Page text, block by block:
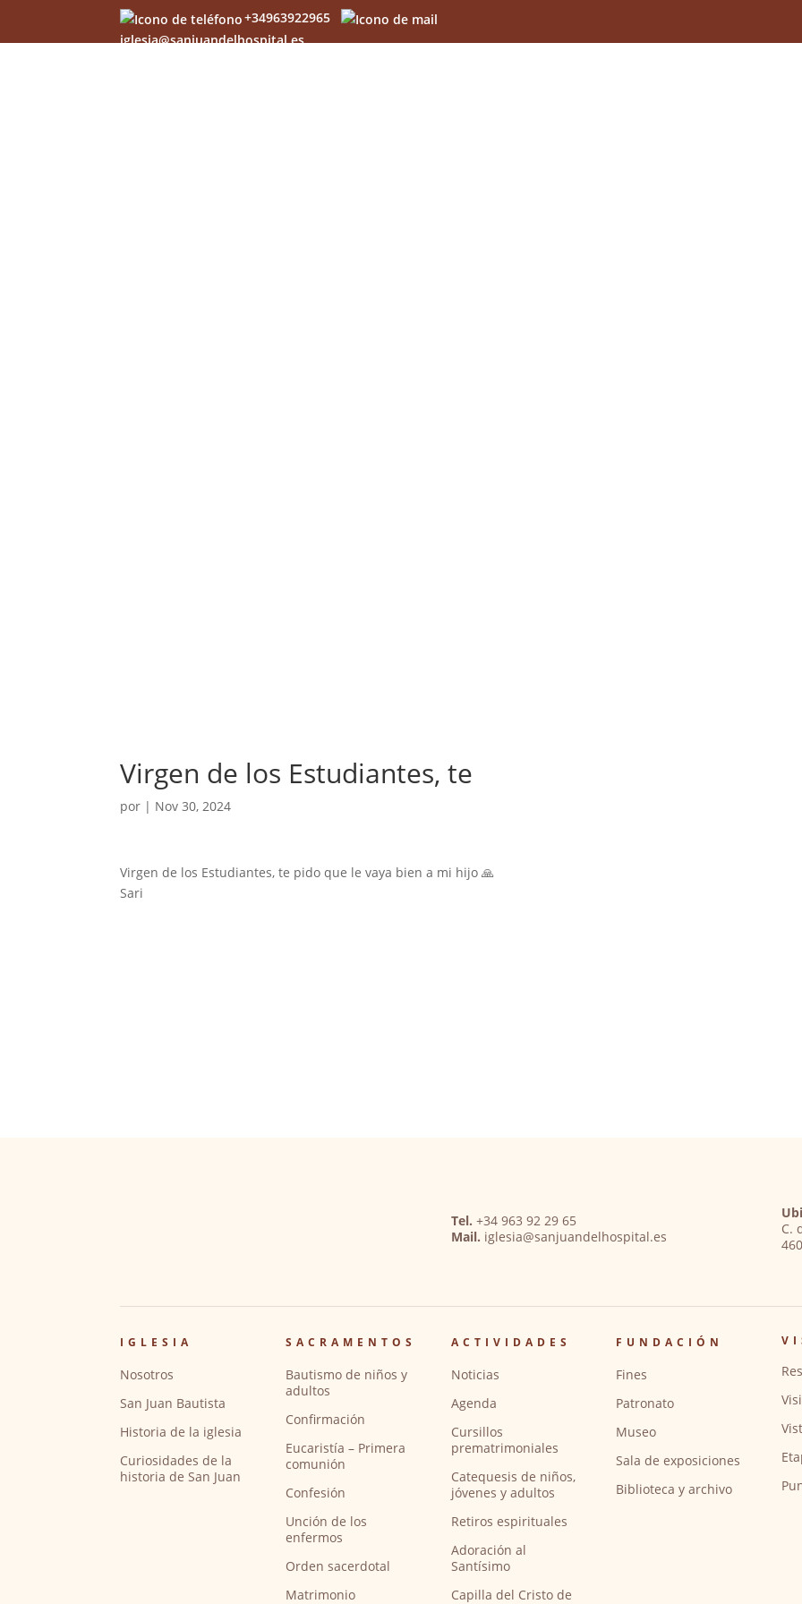
+34963922965
iglesia@sanjuandelhospital.es
Virgen de los Estudiantes, te
por | Nov 30, 2024
Virgen de los Estudiantes, te pido que le vaya bien a mi hijo 🙏
Sari
Tel. +34 963 92 29 65
Mail. iglesia@sanjuandelhospital.es
C.
IGLESIA
Nosotros
San Juan Bautista
Historia de la iglesia
Curiosidades de la
historia de San Juan
SACRAMENTOS
Bautismo de niños y
adultos
Confirmación
Eucaristía – Primera
comunión
Confesión
Unción de los
enfermos
Orden sacerdotal
Matrimonio
ACTIVIDADES
Noticias
Agenda
Cursillos
prematrimoniales
Catequesis de niños,
jóvenes y adultos
Retiros espirituales
Adoración al
Santísimo
Capilla del Cristo de
FUNDACIÓN
Fines
Patronato
Museo
Sala de exposiciones
Biblioteca y archivo